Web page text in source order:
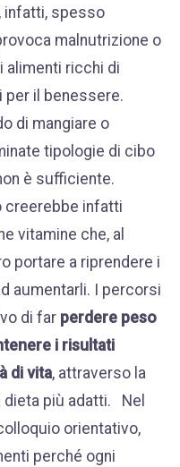
infatti, spesso
malnutrizione o
alimenti ricchi di
per il benessere.
di mangiare o
tipologie di cibo
è sufficiente.
creerebbe infatti
vitamine che, al
portare a riprendere i
aumentarli. I percorsi
di far perdere peso
i risultati
di vita, attraverso la
più adatti. Nel
orientativo,
perché ogni